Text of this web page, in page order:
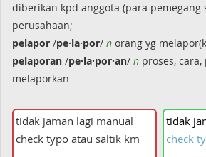
diberikan kpd anggota (para pemegang
perusahaan;
pelapor /pe·la·por/ n orang yg
pelaporan /pe·la·por·an/ n proses,
melaporkan
tidak
check